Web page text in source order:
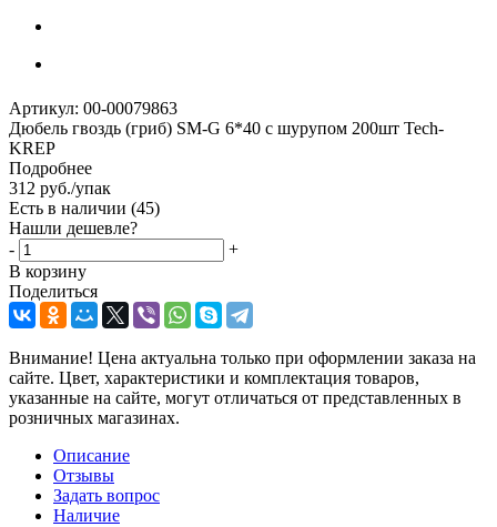
Артикул: 00-00079863
Дюбель гвоздь (гриб) SM-G 6*40 с шурупом 200шт Tech-
KREP
Подробнее
312 руб./упак
Есть в наличии (45)
Нашли дешевле?
-
+
В корзину
Поделиться
Внимание! Цена актуальна только при оформлении заказа на
сайте. Цвет, характеристики и комплектация товаров,
указанные на сайте, могут отличаться от представленных в
розничных магазинах.
Описание
Отзывы
Задать вопрос
Наличие